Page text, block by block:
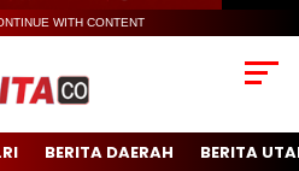
WITH CONTENT
BERITA DAERAH BERITA